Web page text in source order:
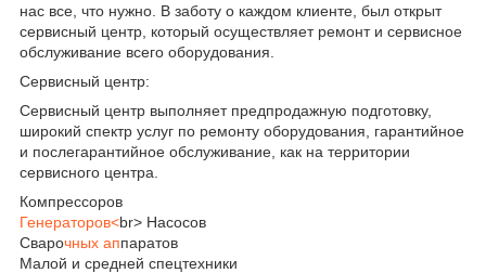
нас все, что нужно. В заботу о каждом клиенте, был открыт
сервисный центр, который осуществляет ремонт и сервисное
обслуживание всего оборудования.
Сервисный центр:
Сервисный центр выполняет предпродажную подготовку,
широкий спектр услуг по ремонту оборудования, гарантийное
и послегарантийное обслуживание, как на территории
сервисного центра.
Компрессоров
Генераторов<br> Насосов
Сварочных аппаратов
Малой и средней спецтехники